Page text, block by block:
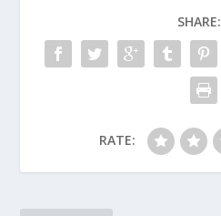
SHARE:
RATE: